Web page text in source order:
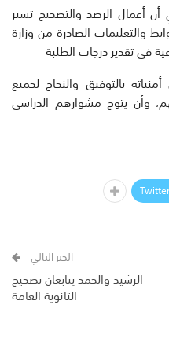
أعمال الرصد والتصحيح تسير
والتعليمات الصادرة من وزارة
في تقدير درجات الطلبة
بالتوفيق والنجاح لجميع
وأن يتوج مشوارهم الدراسي
Twitter
الخبر التالي
الرشيد والحمد يتابعان تصحيح
الثانوية العامة